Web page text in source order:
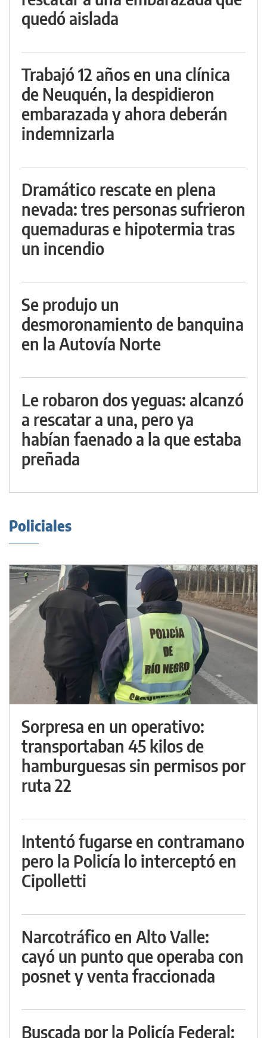
quedó aislada
Trabajó 12 años en una clínica
de Neuquén, la despidieron
embarazada y ahora deberán
indemnizarla
Dramático rescate en plena
nevada: tres personas sufrieron
quemaduras e hipotermia tras
un incendio
Se produjo un
desmoronamiento de banquina
en la Autovía Norte
Le robaron dos yeguas: alcanzó
a rescatar a una, pero ya
habían faenado a la que estaba
preñada
Policiales
Sorpresa en un operativo:
transportaban 45 kilos de
hamburguesas sin permisos por
ruta 22
Intentó fugarse en contramano
pero la Policía lo interceptó en
Cipolletti
Narcotráfico en Alto Valle:
cayó un punto que operaba con
posnet y venta fraccionada
Buscada por la Policía Federal: